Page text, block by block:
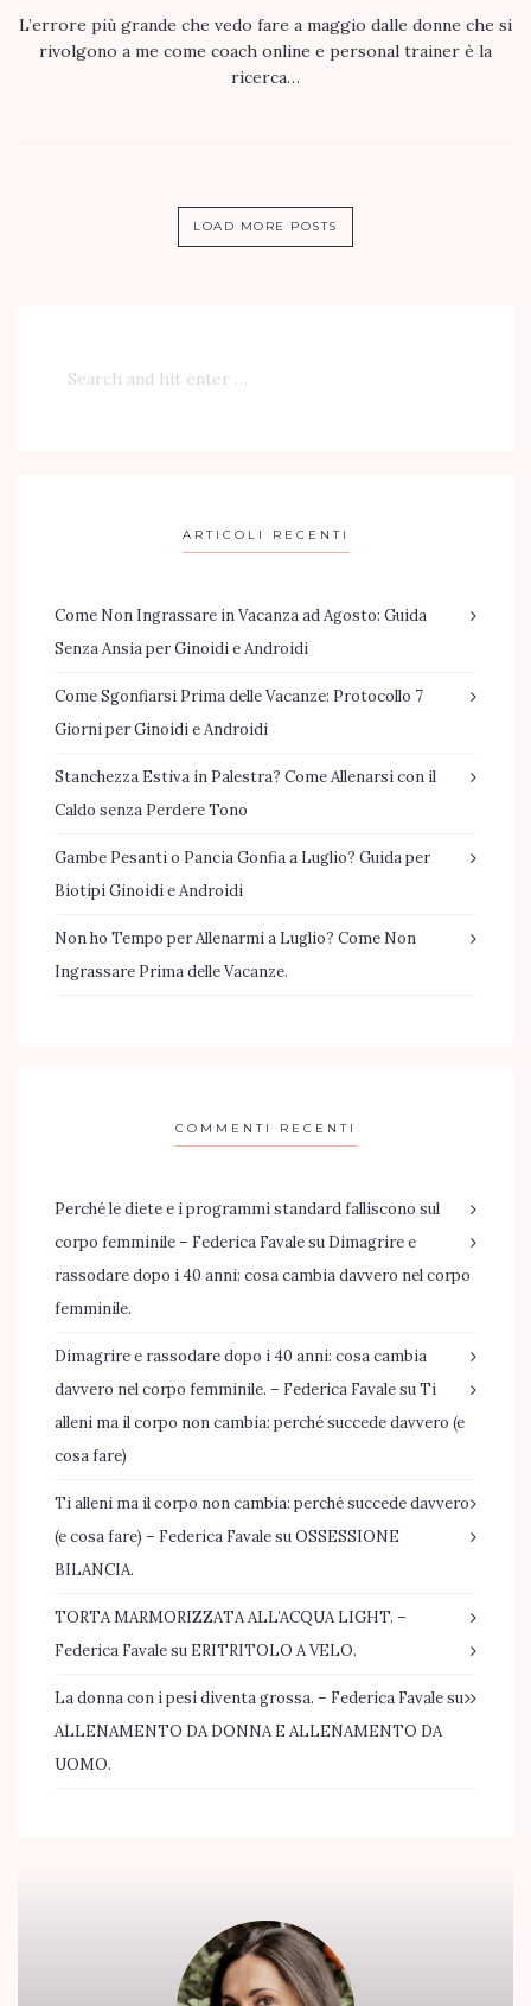
L’errore più grande che vedo fare a maggio dalle donne che si
rivolgono a me come coach online e personal trainer è la
ricerca…
LOAD MORE POSTS
ARTICOLI RECENTI
Come Non Ingrassare in Vacanza ad Agosto: Guida
Senza Ansia per Ginoidi e Androidi
Come Sgonfiarsi Prima delle Vacanze: Protocollo 7
Giorni per Ginoidi e Androidi
Stanchezza Estiva in Palestra? Come Allenarsi con il
Caldo senza Perdere Tono
Gambe Pesanti o Pancia Gonfia a Luglio? Guida per
Biotipi Ginoidi e Androidi
Non ho Tempo per Allenarmi a Luglio? Come Non
Ingrassare Prima delle Vacanze.
COMMENTI RECENTI
Perché le diete e i programmi standard falliscono sul
corpo femminile – Federica Favalesu Dimagrire e
rassodare dopo i 40 anni: cosa cambia davvero nel corpo
femminile.
Dimagrire e rassodare dopo i 40 anni: cosa cambia
davvero nel corpo femminile. – Federica FavalesuTi
alleni ma il corpo non cambia: perché succede davvero (e
cosa fare)
Ti alleni ma il corpo non cambia: perché succede davvero
(e cosa fare) – Federica FavalesuOSSESSIONE
BILANCIA.
TORTA MARMORIZZATA ALL’ACQUA LIGHT. –
Federica Favalesu ERITRITOLO A VELO.
La donna con i pesi diventa grossa. – Federica Favalesu
ALLENAMENTO DA DONNA E ALLENAMENTO DA
UOMO.